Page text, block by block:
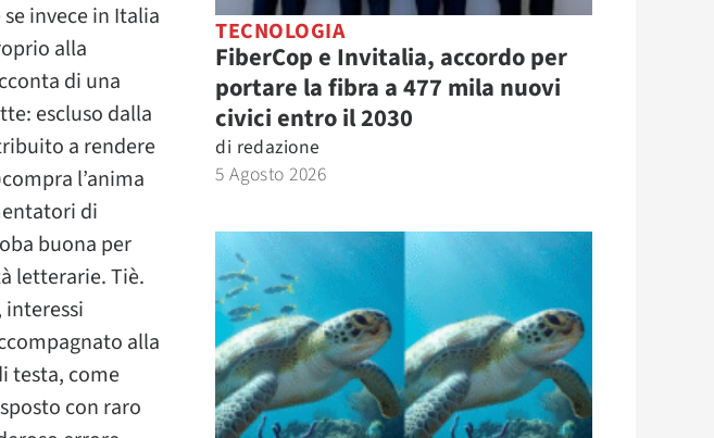
invece in Italia
alla
di una
escluso dalla
a rendere
l’anima
di
buona per
letterarie. Tiè.
interessi
alla
testa, come
con raro
TECNOLOGIA
FiberCop e Invitalia, accordo per
portare la fibra a 477 mila nuovi
civici entro il 2030
di redazione
5 Agosto 2026